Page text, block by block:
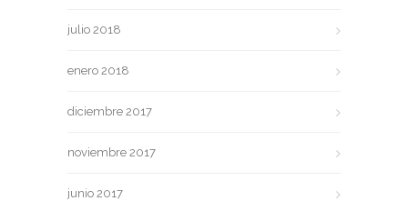
julio 2018
enero 2018
diciembre 2017
noviembre 2017
junio 2017